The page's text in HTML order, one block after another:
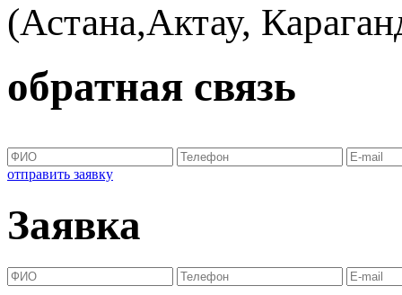
(Астана,Актау,
обратная связь
отправить заявку
Заявка